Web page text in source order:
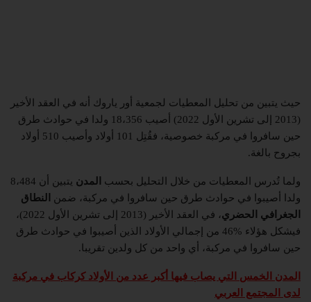
حيث يتبين من تحليل المعطيات لجمعية أور ياروك أنه في العقد الأخير
(2013 إلى تشرين الأول 2022) أصيب 18،356 ولدا في حوادث طرق
حين سافروا في مركبة خصوصية، فقُتِل 101 أولاد وأصيب 510 أولاد
بجروح بالغة.
ولما تُدرس المعطيات من خلال التحليل بحسب المدن
يتبين أن 8،484
ولدا أصيبوا في حوادث طرق حين سافروا في مركبة، ضمن
النطاق
الجغرافي الحضري
، في العقد الأخير (2013 إلى تشرين الأول 2022)،
فيشكل هؤلاء %46 من إجمالي الأولاد الذين أصيبوا في حوادث طرق
حين سافروا في مركبة، أي واحد من كل ولدين تقريبا.
المدن الخمس التي يصاب فيها أكبر عدد من الأولاد كركاب في مركبة
لدى المجتمع العربي